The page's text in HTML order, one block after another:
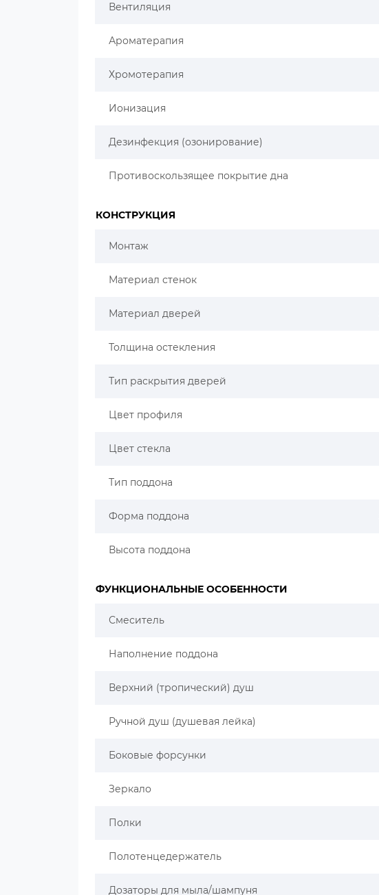
Вентиляция
Ароматерапия
Хромотерапия
Ионизация
Дезинфекция (озонирование)
Противоскользящее покрытие дна
КОНСТРУКЦИЯ
Монтаж
Материал стенок
Материал дверей
Толщина остекления
Тип раскрытия дверей
Цвет профиля
Цвет стекла
Тип поддона
Форма поддона
Высота поддона
ФУНКЦИОНАЛЬНЫЕ ОСОБЕННОСТИ
Смеситель
Наполнение поддона
Верхний (тропический) душ
Ручной душ (душевая лейка)
Боковые форсунки
Зеркало
Полки
Полотенцедержатель
Дозаторы для мыла/шампуня